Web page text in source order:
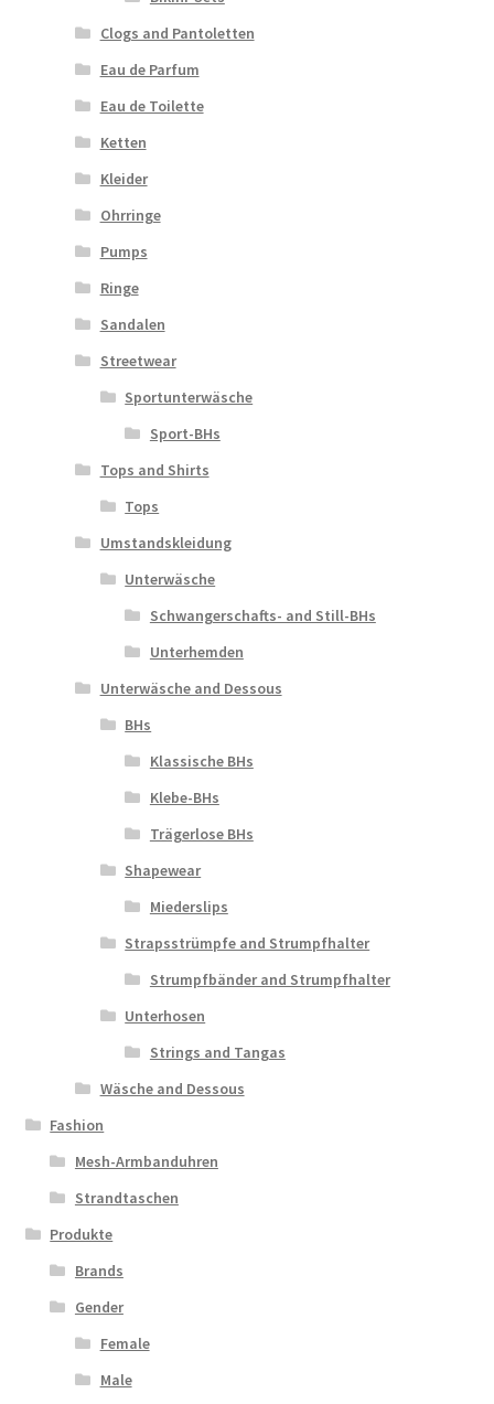
Clogs and Pantoletten
Eau de Parfum
Eau de Toilette
Ketten
Kleider
Ohrringe
Pumps
Ringe
Sandalen
Streetwear
Sportunterwäsche
Sport-BHs
Tops and Shirts
Tops
Umstandskleidung
Unterwäsche
Schwangerschafts- and Still-BHs
Unterhemden
Unterwäsche and Dessous
BHs
Klassische BHs
Klebe-BHs
Trägerlose BHs
Shapewear
Miederslips
Strapsstrümpfe and Strumpfhalter
Strumpfbänder and Strumpfhalter
Unterhosen
Strings and Tangas
Wäsche and Dessous
Fashion
Mesh-Armbanduhren
Strandtaschen
Produkte
Brands
Gender
Female
Male